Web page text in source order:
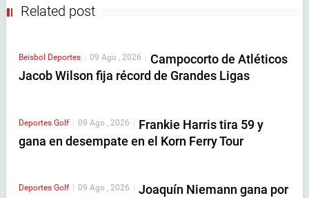
Related post
Beisbol Deportes 09 Ago , 2026
Campocorto de Atléticos
Jacob Wilson fija récord de Grandes Ligas
Deportes Golf | 09 Ago , 2026 | Frankie Harris tira 59 y
gana en desempate en el Korn Ferry Tour
Deportes Golf 09 Ago , 2026
Joaquín Niemann gana por